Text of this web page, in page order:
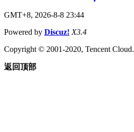
GMT+8, 2026-8-8 23:44
Powered by Discuz! X3.4
Copyright © 2001-2020, Tencent Cloud.
返回顶部